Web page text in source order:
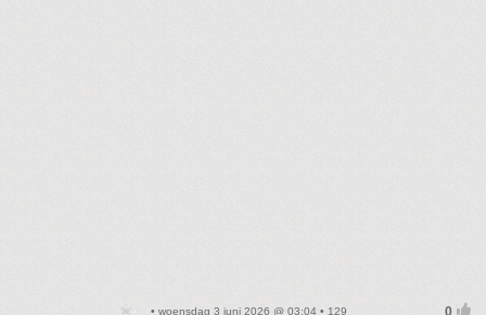
• woensdag 3 juni 2026 @ 03:04 • 129